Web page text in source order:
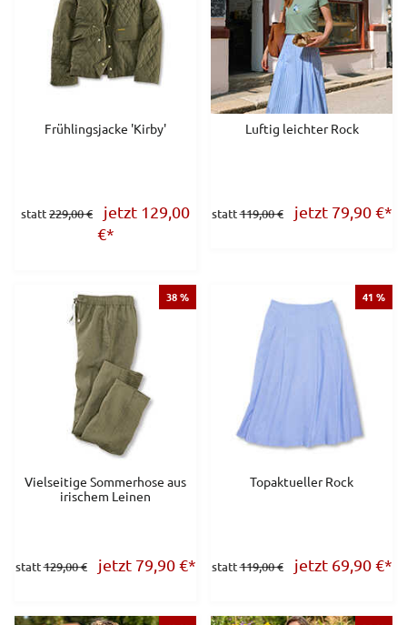
Frühlingsjacke 'Kirby'
statt229,00 €
jetzt 129,00
€*
Luftig leichter Rock
statt119,00 € jetzt 79,90€*
38 %
Vielseitige Sommerhose aus
irischem Leinen
statt129,00 € jetzt 79,90€*
41 %
Topaktueller Rock
statt119,00 € jetzt 69,90€*